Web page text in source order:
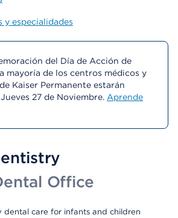
especialidades
y especialidades
del Día de Acción de
mayoría de los centros médicos y
Kaiser Permanente estarán
27 de Noviembre. Aprende
Office
dental care for infants and children